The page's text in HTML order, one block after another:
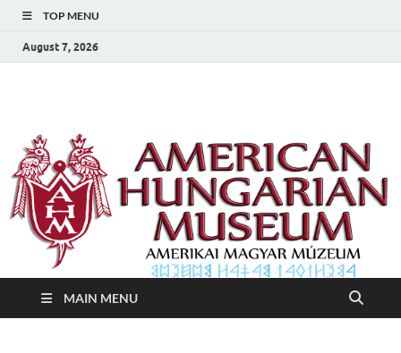
TOP MENU
August 7, 2026
Amerikai Magyar
Múzeum
MAIN MENU